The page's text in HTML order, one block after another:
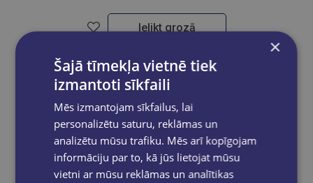
Ielikt grozā
×
Šajā tīmekļa vietnē tiek
izmantoti sīkfaili
Mēs izmantojam sīkfailus, lai
personalizētu saturu, reklāmas un
analizētu mūsu trafiku. Mēs arī kopīgojam
informāciju par to, kā jūs lietojat mūsu
vietni ar mūsu reklāmas un analītikas